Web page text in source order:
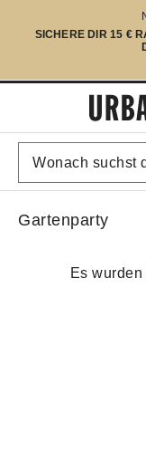
SICHERE DIR 15 €
Gartenparty
Es